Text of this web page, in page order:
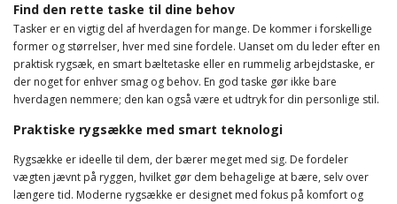
Find den rette taske til dine behov
Tasker er en vigtig del af hverdagen for mange. De kommer i forskellige
former og størrelser, hver med sine fordele. Uanset om du leder efter en
praktisk rygsæk, en smart bæltetaske eller en rummelig arbejdstaske, er
der noget for enhver smag og behov. En god taske gør ikke bare
hverdagen nemmere; den kan også være et udtryk for din personlige stil.
Praktiske rygsække med smart teknologi
Rygsække er ideelle til dem, der bærer meget med sig. De fordeler
vægten jævnt på ryggen, hvilket gør dem behagelige at bære, selv over
længere tid. Moderne rygsække er designet med fokus på komfort og